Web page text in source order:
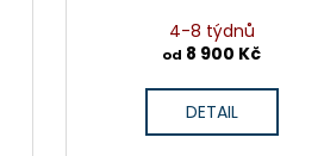
4-8 týdnů
od 8 900 Kč
DETAIL